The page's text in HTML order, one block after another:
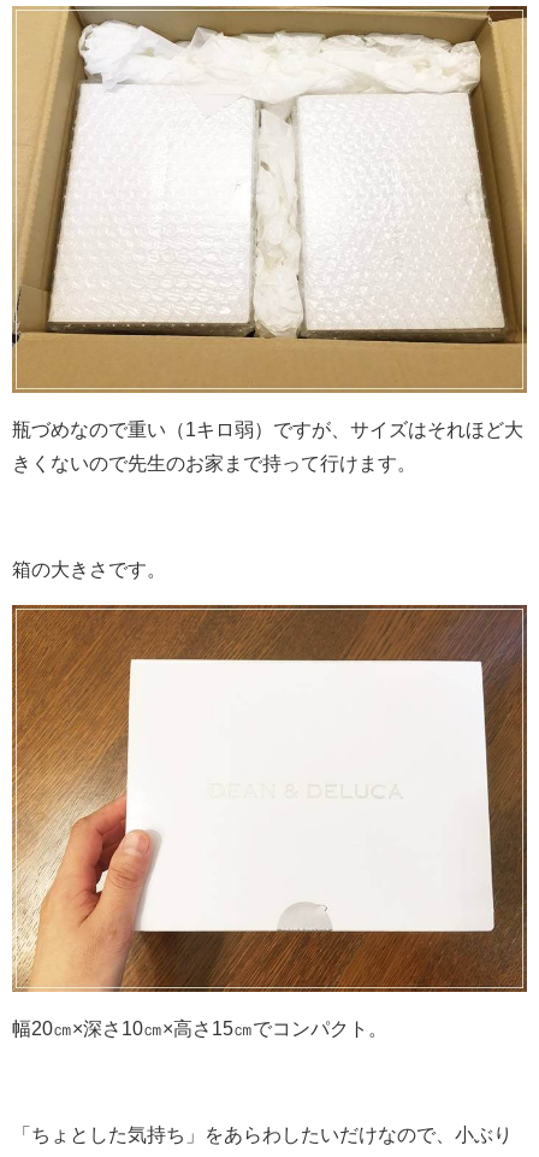
瓶づめなので重い（1キロ弱）ですが、サイズはそれほど大
きくないので先生のお家まで持って行けます。
箱の大きさです。
幅20㎝×深さ10㎝×高さ15㎝でコンパクト。
「ちょとした気持ち」をあらわしたいだけなので、小ぶり